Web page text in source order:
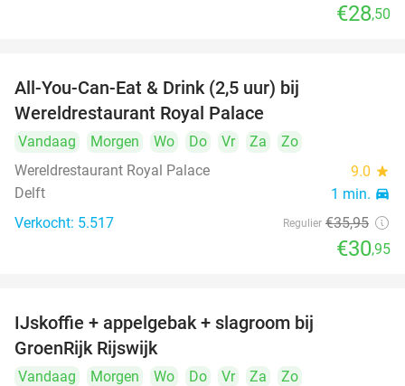
€28,50
All-You-Can-Eat & Drink (2,5 uur) bij
Wereldrestaurant Royal Palace
Vandaag Morgen Wo Do Vr Za
Zo
Wereldrestaurant Royal Palace
9.0 star
Delft 1 min. directions_car
Verkocht: 5.517 Regulier €35,95
€30,95
IJskoffie + appelgebak + slagroom bij
GroenRijk Rijswijk
Vandaag Morgen Wo Do Vr Za
Zo